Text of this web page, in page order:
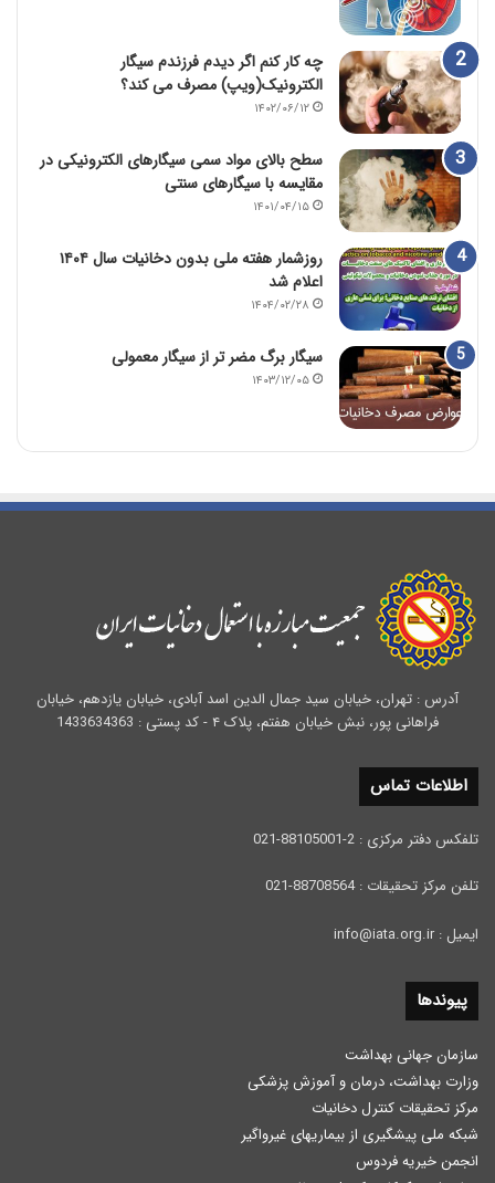
چه کار کنم اگر دیدم فرزندم سیگار
الکترونیک(ویپ) مصرف می کند؟
۱۴۰۲/۰۶/۱۲
سطح بالای مواد سمی سیگارهای الکترونیکی در
مقایسه با سیگارهای سنتی
۱۴۰۱/۰۴/۱۵
روزشمار هفته ملی بدون دخانیات سال ۱۴۰۴
اعلام شد
۱۴۰۴/۰۲/۲۸
سیگار برگ مضر تر از سیگار معمولی
۱۴۰۳/۱۲/۰۵
آدرس : تهران، خیابان سید جمال الدین اسد آبادی، خیابان یازدهم، خیابان
فراهانی پور، نبش خیابان هفتم، پلاک ۴ - کد پستی : 1433634363
اطلاعات تماس
تلفکس دفتر مرکزی : 2-88105001-021
تلفن مرکز تحقیقات : 88708564-021
ایمیل : info@iata.org.ir
پیوندها
سازمان جهانی بهداشت
وزارت بهداشت، درمان و آموزش پزشكی
مرکز تحقیقات کنترل دخانیات
شبکه ملی پیشگیری از بیماریهای غیرواگیر
انجمن خیریه فردوس